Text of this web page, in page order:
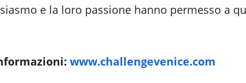
e la loro passione hanno permesso a
www.challengevenice.com